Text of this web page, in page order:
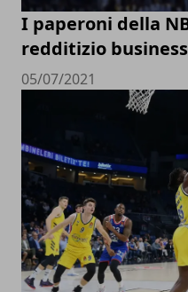
I paperoni della
redditizio
05/07/2021